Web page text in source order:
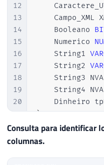
12
13
14
15
16
17
18
19
20
21
Campo_XML
    Booleano
    Numerico
    String1
    String2
String3
String4
)
Consulta para identificar
columnas.